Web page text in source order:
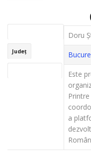
Doru
Județ
Este
a